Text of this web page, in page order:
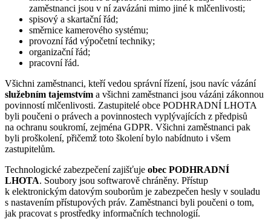
zaměstnanci jsou v ní zavázáni mimo jiné k mlčenlivosti;
spisový a skartační řád;
směrnice kamerového systému;
provozní řád výpočetní techniky;
organizační řád;
pracovní řád.
Všichni zaměstnanci, kteří vedou správní řízení, jsou navíc vázání
služebním tajemstvím a všichni zaměstnanci jsou vázáni zákonnou
povinností mlčenlivosti. Zastupitelé obce PODHRADNÍ LHOTA
byli poučeni o právech a povinnostech vyplývajících z předpisů
na ochranu soukromí, zejména GDPR. Všichni zaměstnanci pak
byli proškolení, přičemž toto školení bylo nabídnuto i všem
zastupitelům.
Technologické zabezpečení zajišťuje obec PODHRADNÍ
LHOTA. Soubory jsou softwarově chráněny. Přístup
k elektronickým datovým souborům je zabezpečen hesly v souladu
s nastavením přístupových práv. Zaměstnanci byli poučeni o tom,
jak pracovat s prostředky informačních technologií.